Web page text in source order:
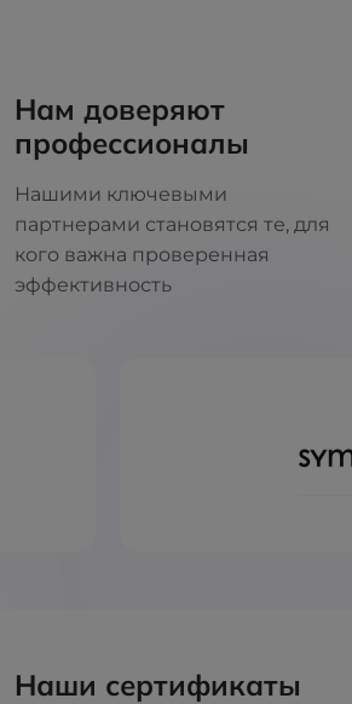
Нам доверяют
профессионалы
Нашими ключевыми
партнерами становятся те, для
кого важна проверенная
эффективность
Наши сертификаты